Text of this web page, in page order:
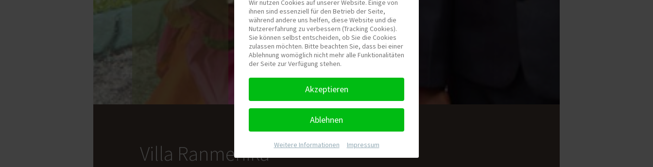
Villa Ranmenika
Wir nutzen Cookies auf unserer Website. Einige von
ihnen sind essenziell für den Betrieb der Seite,
während andere uns helfen, diese Website und die
Nutzererfahrung zu verbessern (Tracking Cookies).
Sie können selbst entscheiden, ob Sie die Cookies
zulassen möchten. Bitte beachten Sie, dass bei einer
Ablehnung womöglich nicht mehr alle Funktionalitäten
der Seite zur Verfügung stehen.
Akzeptieren
Ablehnen
Weitere Informationen Impressum